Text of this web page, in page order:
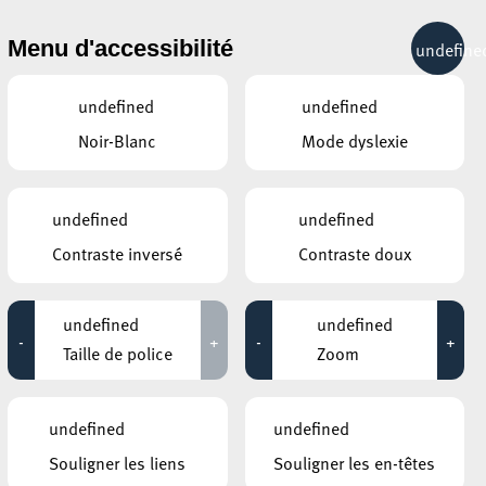
RÉCRÉATION MOBILITÉ
AUTRES ÉVÉNEMENTS
AUTRES ÉVÉNEMENTS
SIMILAIRES
ESCHER THEATER – ESCH-SUR-ALZETTE
24°C
Menu d'accessibilité
undefined
Noir-Blanc
undefined
Mode dyslexie
undefined
Contraste inversé
undefined
Contraste doux
-
undefined
Taille de police
+ -
undefined
Zoom
+
undefined
Souligner les liens
undefined
Souligner les en-têtes